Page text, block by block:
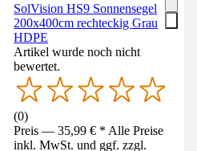
SolVision HS9 Sonnensegel
200x400cm rechteckig Grau
HDPE
Artikel wurde noch nicht
bewertet.
(0)
Preis — 35,99 € * Alle Preise
inkl. MwSt. und ggf. zzgl.